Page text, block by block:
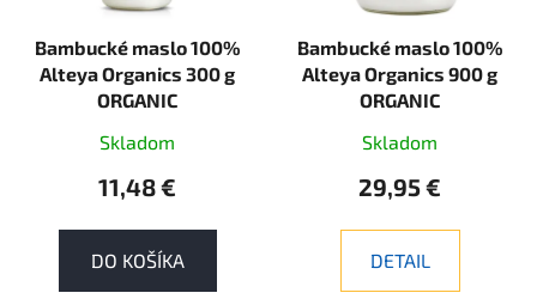
Bambucké maslo 100%
Alteya Organics 300 g
ORGANIC
Skladom
11,48 €
DO KOŠÍKA
Bambucké maslo 100%
Alteya Organics 900 g
ORGANIC
Skladom
29,95 €
DETAIL